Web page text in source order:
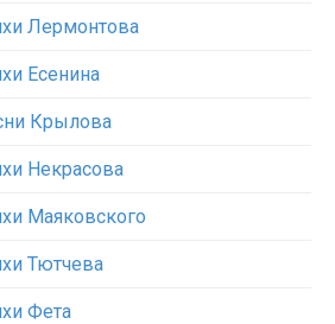
Лермонтова
Есенина
Крылова
Некрасова
Маяковского
Тютчева
Фета